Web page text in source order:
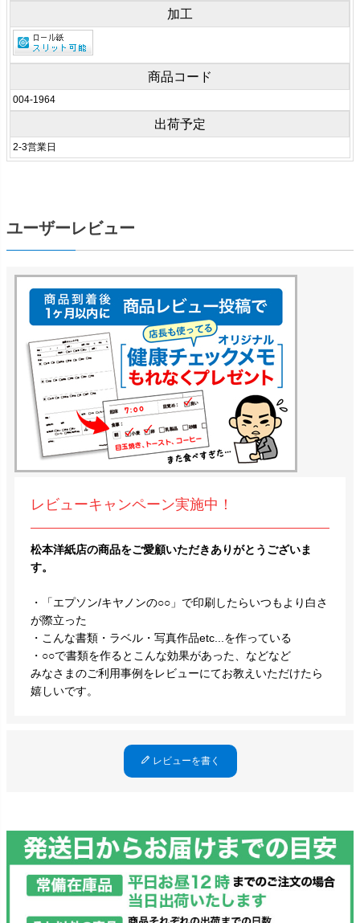
加工
商品コード
004-1964
出荷予定
2-3営業日
ユーザーレビュー
レビューキャンペーン実施中！
松本洋紙店の商品をご愛顧いただきありがとうございま
す。
・「エプソン/キヤノンの○○」で印刷したらいつもより白さ
が際立った
・こんな書類・ラベル・写真作品etc...を作っている
・○○で書類を作るとこんな効果があった、などなど
みなさまのご利用事例をレビューにてお教えいただけたら
嬉しいです。
レビューを書く